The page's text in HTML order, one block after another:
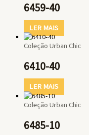
6459-40
LER MAIS
Coleção Urban Chic
6410-40
LER MAIS
Coleção Urban Chic
6485-10